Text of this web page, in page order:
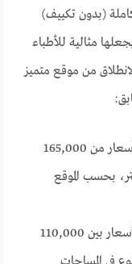
(بدون تكييف)
مثالية للأطباء
من موقع متميز
الطابق الأرضي (تجاري / محلات): تبدأ الأسعار من 165,000
250,000 جنيه للمتر، بحسب الموقع
الطابق الأول (تجاري / مطاعم): تتراوح الأسعار بين 110,000